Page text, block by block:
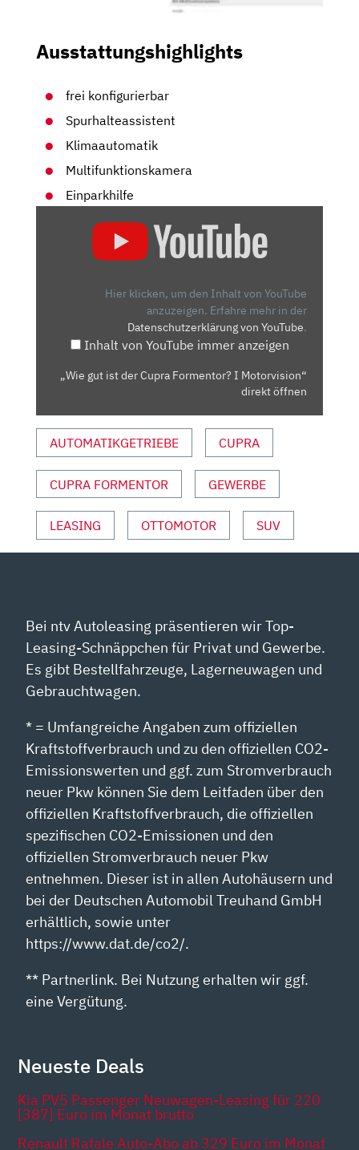
Ausstattungshighlights
frei konfigurierbar
Spurhalteassistent
Klimaautomatik
Multifunktionskamera
Einparkhilfe
MOTORVISION“
YOUTUBE
Hier klicken, um den Inhalt von YouTube
anzuzeigen. Erfahre mehr in der
Datenschutzerklärung von YouTube.
Inhalt von YouTube immer anzeigen
„Wie gut ist der Cupra Formentor? I Motorvision“
direkt öffnen
AUTOMATIKGETRIEBE CUPRA
CUPRA FORMENTOR GEWERBE
LEASING OTTOMOTOR SUV
Bei ntv Autoleasing präsentieren wir Top-
Leasing-Schnäppchen für Privat und Gewerbe.
Es gibt Bestellfahrzeuge, Lagerneuwagen und
Gebrauchtwagen.
* = Umfangreiche Angaben zum offiziellen
Kraftstoffverbrauch und zu den offiziellen CO2-
Emissionswerten und ggf. zum Stromverbrauch
neuer Pkw können Sie dem Leitfaden über den
offiziellen Kraftstoffverbrauch, die offiziellen
spezifischen CO2-Emissionen und den
offiziellen Stromverbrauch neuer Pkw
entnehmen. Dieser ist in allen Autohäusern und
bei der Deutschen Automobil Treuhand GmbH
erhältlich, sowie unter
https://www.dat.de/co2/.
** Partnerlink. Bei Nutzung erhalten wir ggf.
eine Vergütung.
Neueste Deals
Kia PV5 Passenger Neuwagen-Leasing für 220
[387] Euro im Monat brutto
Renault Rafale Auto-Abo ab 329 Euro im Monat